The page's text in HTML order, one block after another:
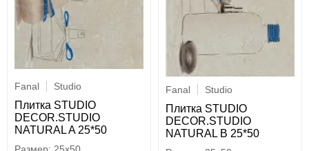
Fanal Studio
Плитка STUDIO
DECOR.STUDIO
NATURAL A 25*50
Fanal Studio
Плитка STUDIO
DECOR.STUDIO
NATURAL B 25*50